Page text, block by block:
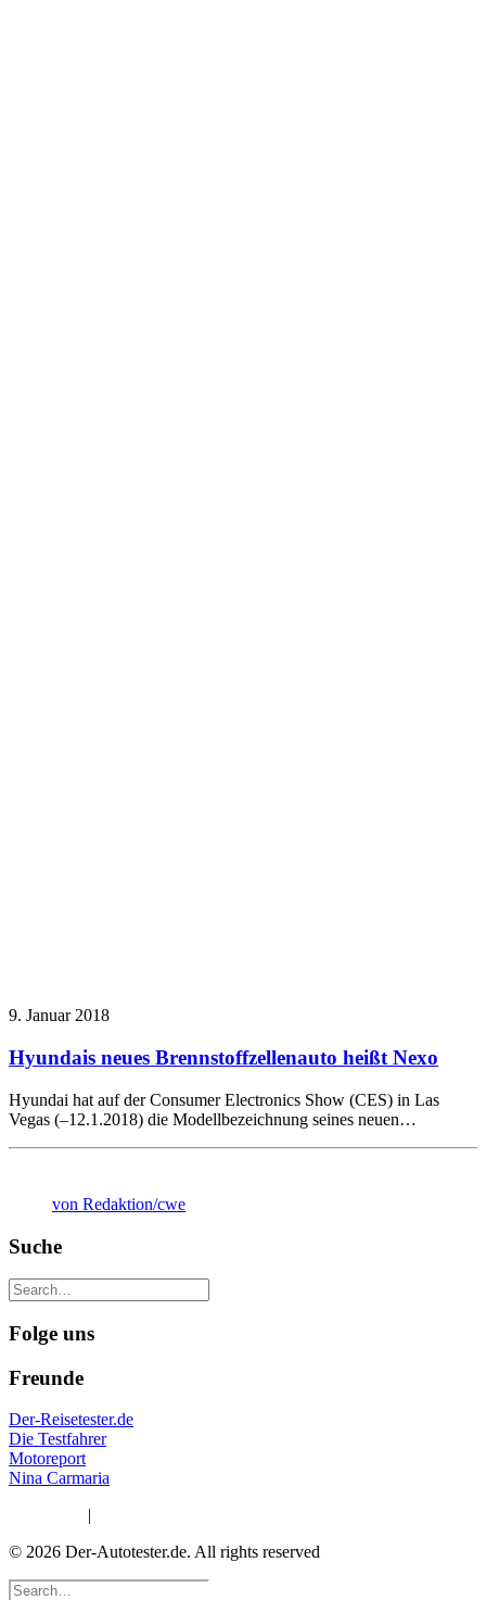
9. Januar 2018
Hyundais neues Brennstoffzellenauto heißt Nexo
Hyundai hat auf der Consumer Electronics Show (CES) in Las
Vegas (–12.1.2018) die Modellbezeichnung seines neuen…
von Redaktion/cwe
Suche
Folge uns
Freunde
Der-Reisetester.de
Die Testfahrer
Motoreport
Nina Carmaria
© 2026 Der-Autotester.de. All rights reserved